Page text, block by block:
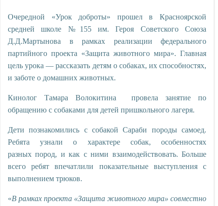
Очередной «Урок доброты» прошел в Красноярской
средней школе №155 им. Героя Советского Союза
Д.Д.Мартынова в рамках реализации федерального
партийного проекта «Защита животного мира». Главная
цель урока— рассказать детям о собаках, их способностях,
и заботе о домашних животных.
Кинолог Тамара Волокитина провела
занятие по
обращению с собаками для детей пришкольного лагеря.
Дети познакомились с собакой Сараби породы самоед.
Ребята узнали о характере собак, особенностях
разных пород, и как с ними взаимодействовать.Больше
всего ребят впечатлили показательные выступления с
выполнением трюков.
«В рамках проекта «Защита животного мира» совместно